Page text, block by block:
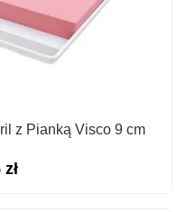
z Pianką Visco 9 cm
zł